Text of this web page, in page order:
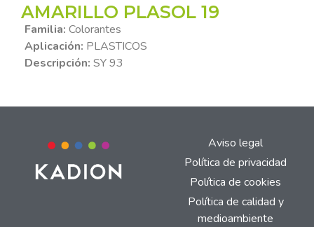
AMARILLO PLASOL 19
Familia: Colorantes
Aplicación: PLASTICOS
Descripción: SY 93
Aviso legal
Política de privacidad
Política de cookies
Política de calidad y
medioambiente